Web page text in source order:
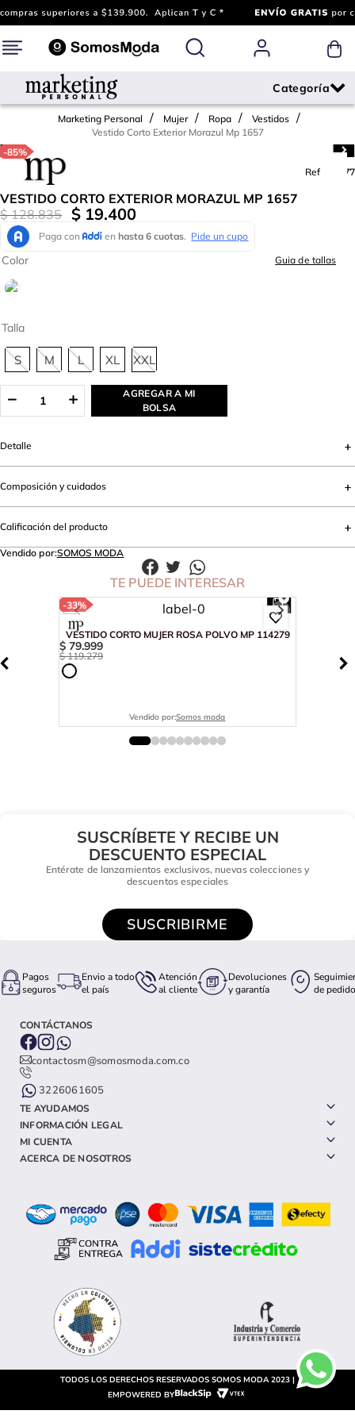
Marketing Personal Mujer Ropa
Vestidos
Vestido Corto Exterior Morazul Mp 1657
-85%
Ref.
731477
VESTIDO CORTO EXTERIOR MORAZUL MP 1657
$ 128.835 $ 19.400
Talla
S M L XL XXL
Color Guia de tallas
AGREGAR A MI
BOLSA
Detalle
Composición y cuidados
Calificación del producto
Vendido por:SOMOS MODA
TE PUEDE INTERESAR
-33%
VESTIDO CORTO MUJER ROSA POLVO MP 114279
$ 79.999
$ 119.279
Vendido por:Somos moda
SUSCRÍBETE Y RECIBE UN
DESCUENTO ESPECIAL
Entérate de lanzamientos exclusivos, nuevas colecciones y
descuentos especiales
SUSCRIBIRME
Pagos
seguros
Envio a todo
el país
Atención
al cliente
Devoluciones
y garantía
de pedido
CONTÁCTANOS
contactosm@somosmoda.com.co
3226061605
TE AYUDAMOS
INFORMACIÓN LEGAL
MI CUENTA
ACERCA DE NOSOTROS
TODOS LOS DERECHOS RESERVADOS SOMOS MODA 2023 |
EMPOWERED BY